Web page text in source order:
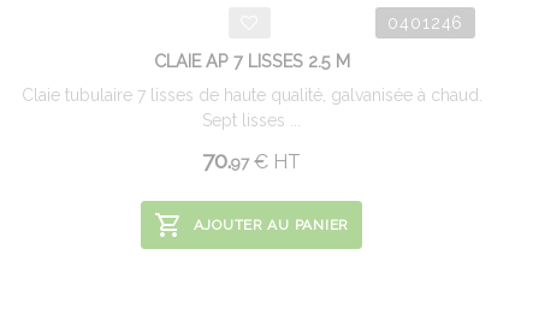
0401246
CLAIE AP 7 LISSES 2.5 M
Claie tubulaire 7 lisses de haute qualité, galvanisée à chaud.
Sept lisses ...
70.97 € HT
AJOUTER AU PANIER